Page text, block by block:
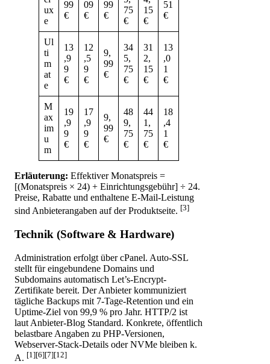
ux
e
99
€
09
€
99
€
75
€
15
€
51
€
Ul
ti
m
at
e
13
,9
9
€
12
,5
9
€
9,
99
€
34
5,
75
€
31
2,
15
€
13
,0
1
€
M
ax
im
u
m
19
,9
9
€
17
,9
9
€
9,
99
€
48
9,
75
€
44
1,
75
€
18
,4
1
€
Erläuterung: Effektiver Monatspreis =
[(Monatspreis × 24) + Einrichtungsgebühr] ÷ 24.
Preise, Rabatte und enthaltene E-Mail-Leistung
sind Anbieterangaben auf der Produktseite. [3]
Technik (Software & Hardware)
Administration erfolgt über cPanel. Auto-SSL
stellt für eingebundene Domains und
Subdomains automatisch Let’s-Encrypt-
Zertifikate bereit. Der Anbieter kommuniziert
tägliche Backups mit 7-Tage-Retention und ein
Uptime-Ziel von 99,9 % pro Jahr. HTTP/2 ist
laut Anbieter-Blog Standard. Konkrete, öffentlich
belastbare Angaben zu PHP-Versionen,
Webserver-Stack-Details oder NVMe bleiben k.
A. [1][6][7][12]